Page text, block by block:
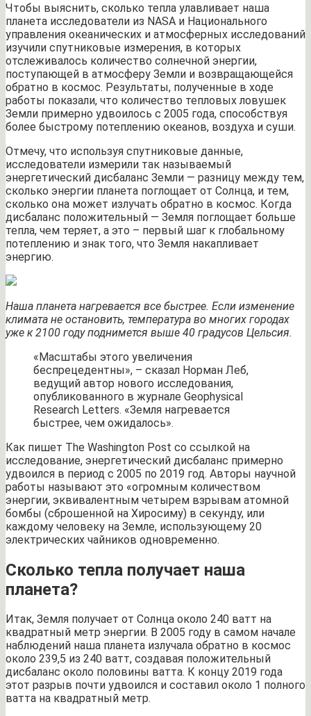
Чтобы выяснить, сколько тепла улавливает наша
планета исследователи из NASA и Национального
управления океанических и атмосферных исследований
изучили спутниковые измерения, в которых
отслеживалось количество солнечной энергии,
поступающей в атмосферу Земли и возвращающейся
обратно в космос. Результаты, полученные в ходе
работы показали, что количество тепловых ловушек
Земли примерно удвоилось с 2005 года, способствуя
более быстрому потеплению океанов, воздуха и суши.
Отмечу, что используя спутниковые данные,
исследователи измерили так называемый
энергетический дисбаланс Земли — разницу между тем,
сколько энергии планета поглощает от Солнца, и тем,
сколько она может излучать обратно в космос. Когда
дисбаланс положительный — Земля поглощает больше
тепла, чем теряет, а это – первый шаг к глобальному
потеплению и знак того, что Земля накапливает
энергию.
Наша планета нагревается все быстрее. Если изменение
климата не остановить, температура во многих городах
уже к 2100 году поднимется выше 40 градусов Цельсия.
«Масштабы этого увеличения
беспрецедентны», – сказал Норман Леб,
ведущий автор нового исследования,
опубликованного в журнале Geophysical
Research Letters. «Земля нагревается
быстрее, чем ожидалось».
Как пишет The Washington Post со ссылкой на
исследование, энергетический дисбаланс примерно
удвоился в период с 2005 по 2019 год. Авторы научной
работы называют это «огромным количеством
энергии, эквивалентным четырем взрывам атомной
бомбы (сброшенной на Хиросиму) в секунду, или
каждому человеку на Земле, использующему 20
электрических чайников одновременно.
Сколько тепла получает наша
планета?
Итак, Земля получает от Солнца около 240 ватт на
квадратный метр энергии. В 2005 году в самом начале
наблюдений наша планета излучала обратно в космос
около 239,5 из 240 ватт, создавая положительный
дисбаланс около половины ватта. К концу 2019 года
этот разрыв почти удвоился и составил около 1 полного
ватта на квадратный метр.